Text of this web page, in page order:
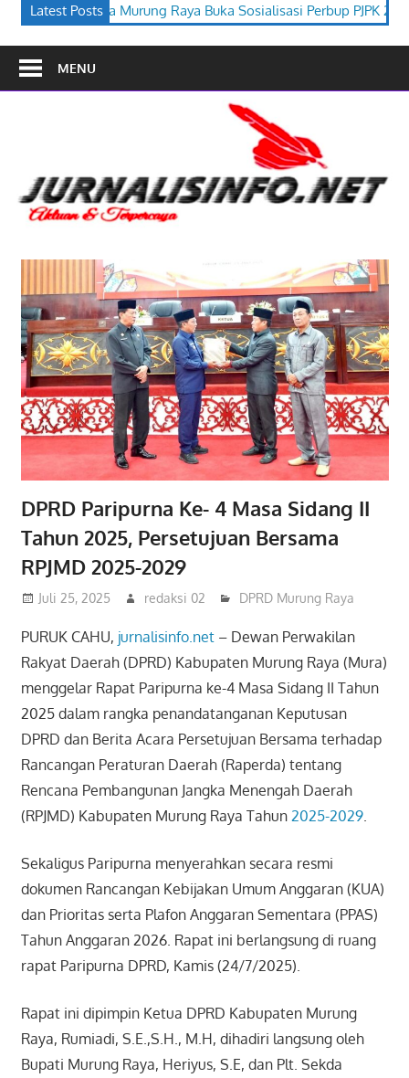
Latest Posts
Buka Sosialisasi Perbup PJPK 2026–2030 Festival Budaya
MENU
DPRD Paripurna Ke- 4 Masa Sidang II
Tahun 2025, Persetujuan Bersama
RPJMD 2025-2029
Juli 25, 2025 redaksi 02 DPRD Murung Raya
PURUK CAHU, jurnalisinfo.net– Dewan Perwakilan
Rakyat Daerah (DPRD) Kabupaten Murung Raya (Mura)
menggelar Rapat Paripurna ke-4 Masa Sidang II Tahun
2025 dalam rangka penandatanganan Keputusan
DPRD dan Berita Acara Persetujuan Bersama terhadap
Rancangan Peraturan Daerah (Raperda) tentang
Rencana Pembangunan Jangka Menengah Daerah
(RPJMD) Kabupaten Murung Raya Tahun 2025-2029.
Sekaligus Paripurna menyerahkan secara resmi
dokumen Rancangan Kebijakan Umum Anggaran (KUA)
dan Prioritas serta Plafon Anggaran Sementara (PPAS)
Tahun Anggaran 2026. Rapat ini berlangsung di ruang
rapat Paripurna DPRD, Kamis (24/7/2025).
Rapat ini dipimpin Ketua DPRD Kabupaten Murung
Raya, Rumiadi, S.E.,S.H., M.H, dihadiri langsung oleh
Bupati Murung Raya, Heriyus, S.E, dan Plt. Sekda